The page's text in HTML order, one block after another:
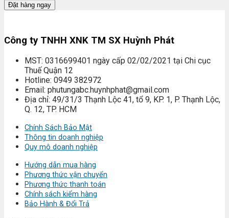
Đặt hàng ngay
Công ty TNHH XNK TM SX Huỳnh Phát
MST: 0316699401 ngày cấp 02/02/2021 tại Chi cục
Thuế Quận 12
Hotline: 0949 382972
Email: phutungabc.huynhphat@gmail.com
Địa chỉ: 49/31/3 Thạnh Lộc 41, tổ 9, KP. 1, P. Thạnh Lộc,
Q. 12, TP. HCM
Chính Sách Bảo Mật
Thông tin doanh nghiệp
Quy mô doanh nghiệp
Hướng dẫn mua hàng
Phương thức vận chuyển
Phương thức thanh toán
Chính sách kiểm hàng
Bảo Hành & Đổi Trả